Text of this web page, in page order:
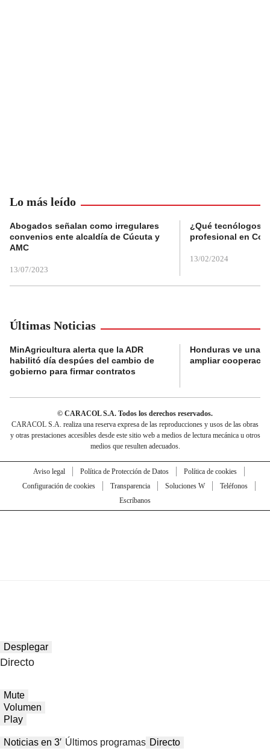
Lo más leído
Abogados señalan como irregulares
convenios ente alcaldía de Cúcuta y
AMC
13/07/2023
¿Qué tecnólogos
profesional en
13/02/2024
Últimas Noticias
MinAgricultura alerta que la ADR
habilitó día despúes del cambio de
gobierno para firmar contratos
Honduras ve una
ampliar
© CARACOL S.A. Todos los derechos reservados.
CARACOL S.A. realiza una reserva expresa de las reproducciones y usos de las obras
y otras prestaciones accesibles desde este sitio web a medios de lectura mecánica u otros
medios que resulten adecuados.
Aviso legal Política de Protección de Datos
Política de cookies
Configuración de cookies
Transparencia Soluciones W
Teléfonos
Escríbanos
Desplegar
Directo
Mute
Volumen
Play
Noticias en 3′ Últimos programas Directo